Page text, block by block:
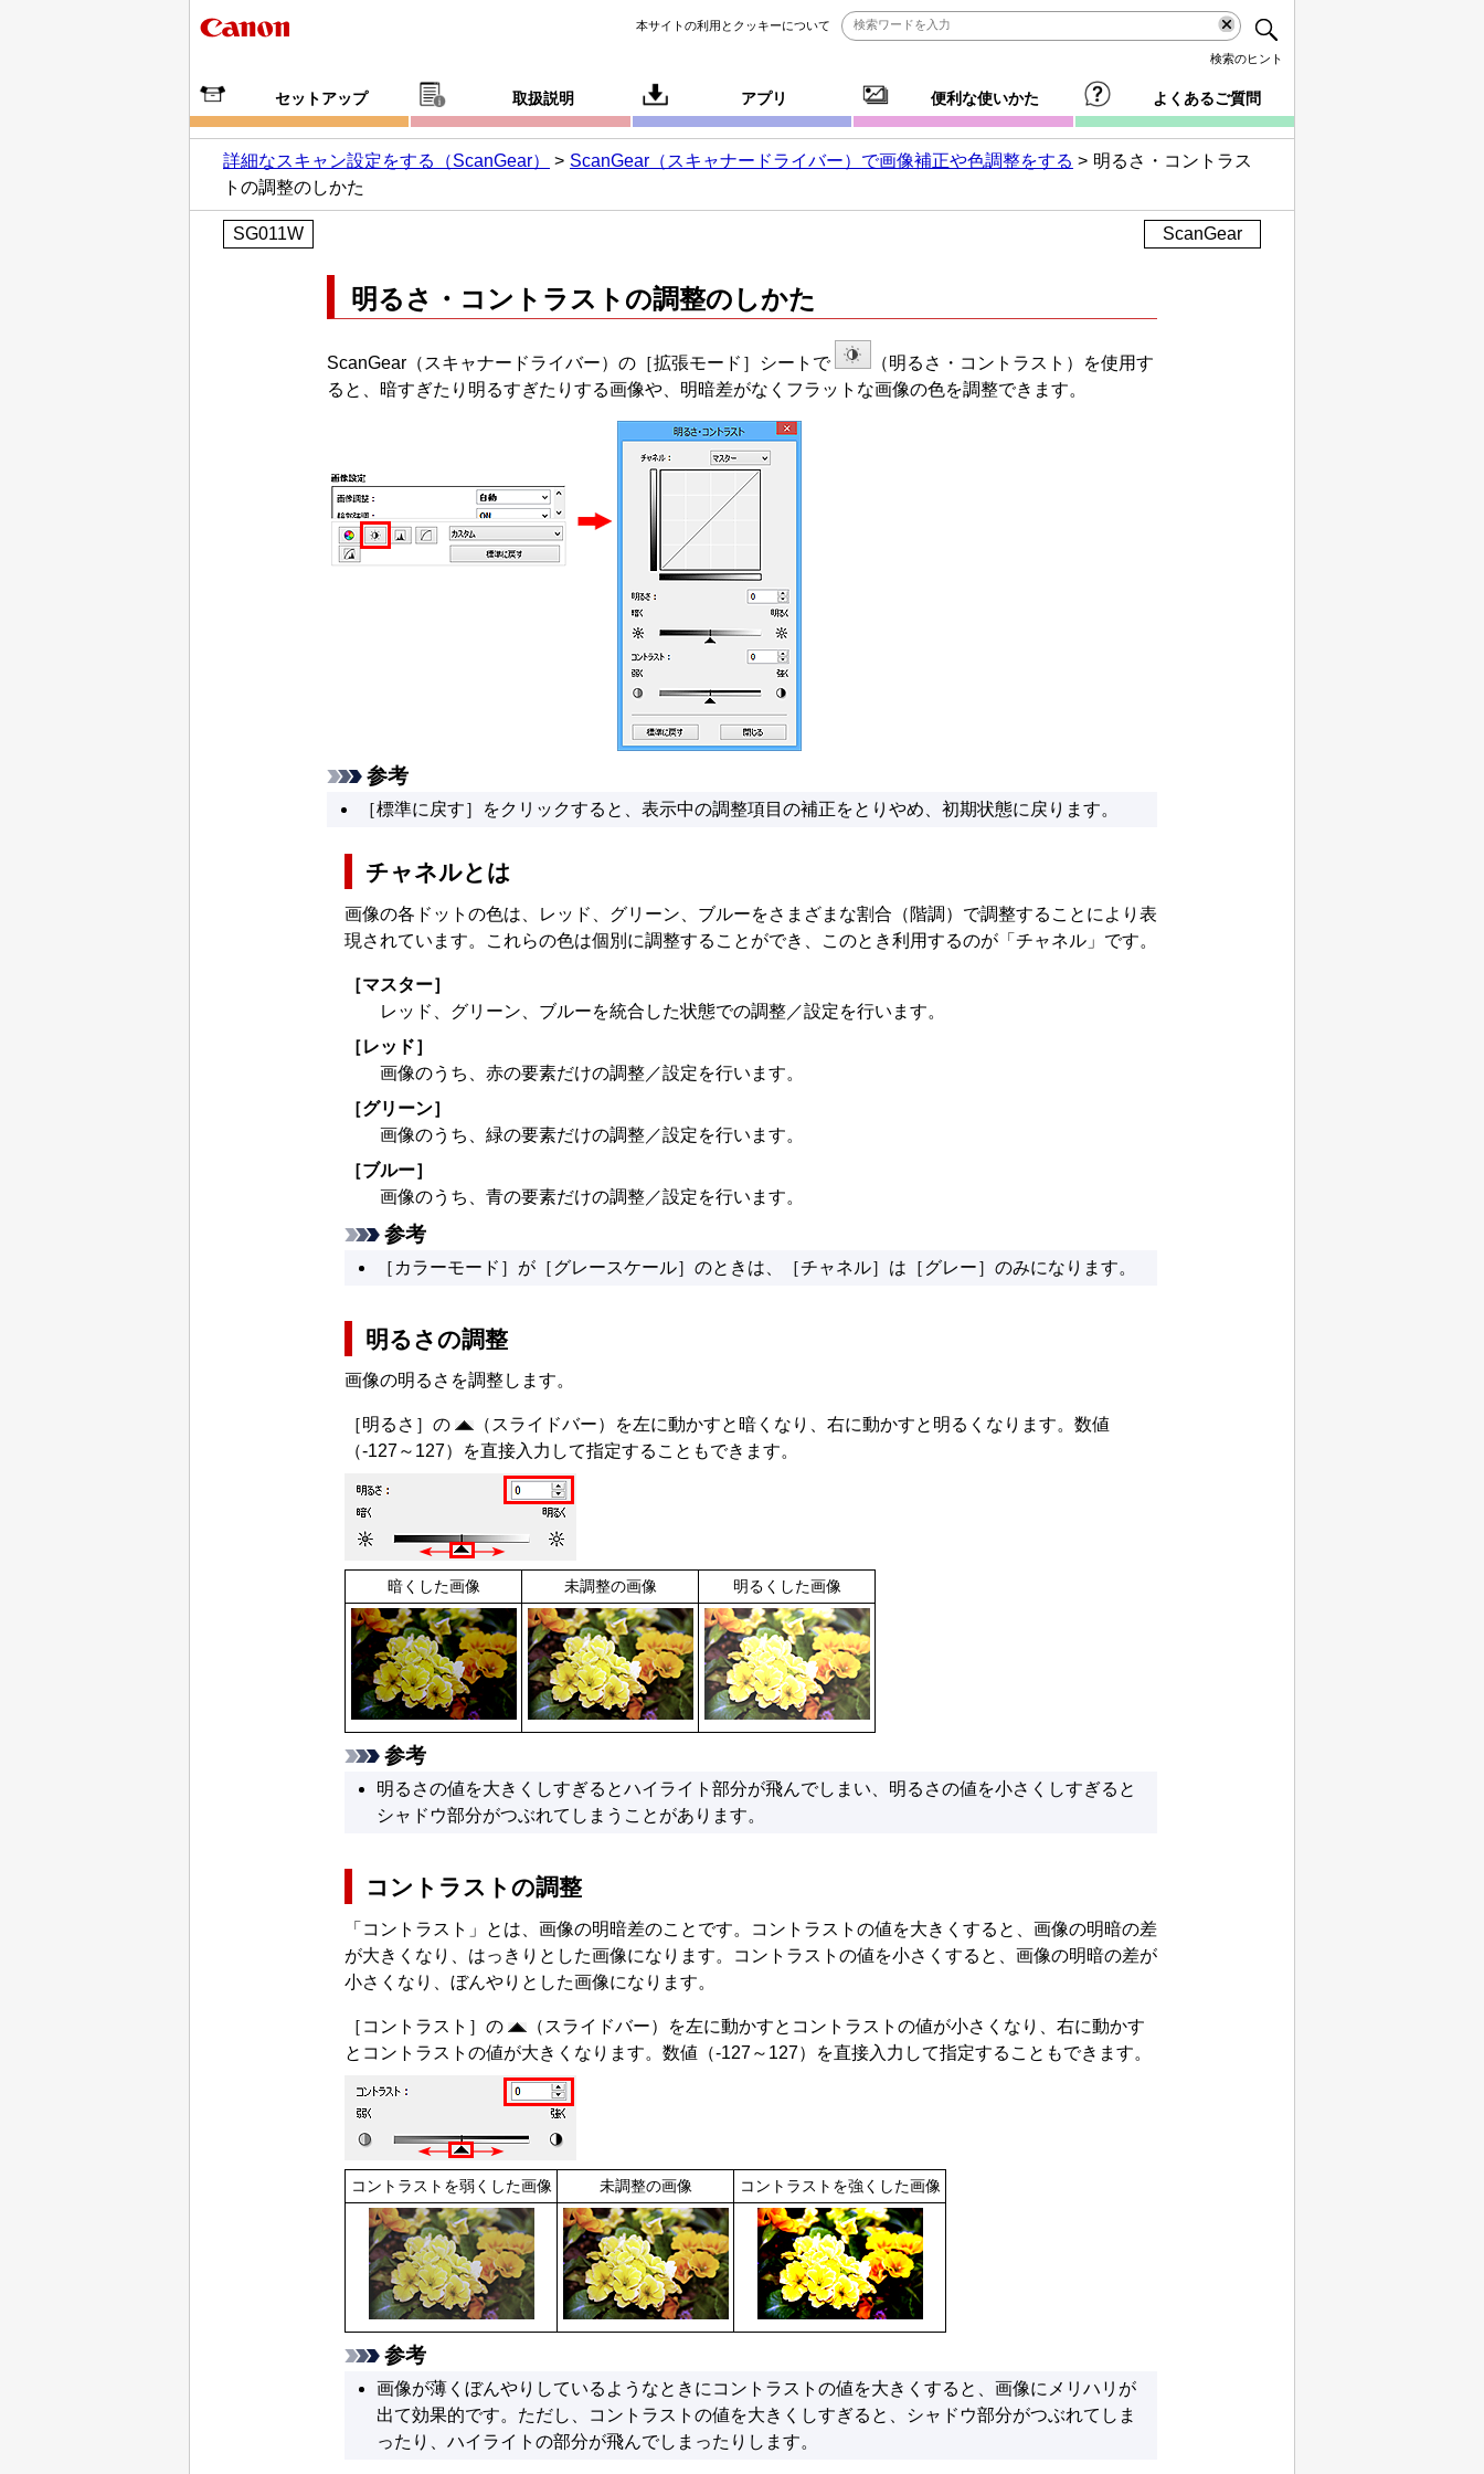
本サイトの利用とクッキーについて
検索のヒント
セットアップ 取扱説明 アプリ 便利な使いかた よくあるご質問
詳細なスキャン設定をする（ScanGear） ScanGear（スキャナードライバー）で画像補正や色調整をする
明るさ・コントラス
トの調整のしかた
SG011W ScanGear
明るさ・コントラストの調整のしかた
ScanGear （スキャナードライバー）の［拡張モード ］シートで
（明るさ・コントラスト）を使用す
ると、暗すぎたり明るすぎたりする画像や、明暗差がなくフラットな画像の色を調整できます。
参考
［標準に戻す］をクリックすると、表示中の調整項目の補正をとりやめ、初期状態に戻ります。
チャネルとは
画像の各ドットの色は、レッド、グリーン、ブルーをさまざまな割合（階調）で調整することにより表
現されています。
これらの色は個別に調整することができ、このとき利用するのが「チャネル」です。
［マスター］
レッド、グリーン、ブルーを統合した状態での調整／設定を行います。
［レッド］
画像のうち、赤の要素だけの調整／設定を行います。
［グリーン］
画像のうち、緑の要素だけの調整／設定を行います。
［ブルー］
画像のうち、青の要素だけの調整／設定を行います。
参考
［ カラーモード ］が［グレースケール］のときは、［チャネル］は［グレー］のみになります。
明るさの調整
画像の明るさを調整します。
［明るさ ］の （スライドバー）を左に動かすと暗くなり、右に動かすと明るくなります。 数値
（-127～127）を直接入力して指定することもできます。
暗くした画像 未調整の画像 明るくした画像
参考
明るさの値を大きくしすぎるとハイライト部分が飛んでしまい、明るさの値を小さくしすぎると
シャドウ部分がつぶれてしまうことがあります。
コントラストの調整
「コントラスト」とは、画像の明暗差のことです。
コントラストの値を大きくすると、画像の明暗の差
が大きくなり、はっきりとした画像になります。
コントラストの値を小さくすると、画像の明暗の差が
小さくなり、ぼんやりとした画像になります。
［ コントラスト ］の
（スライドバー）を左に動かすとコントラストの値が小さくなり、右に動かす
とコントラストの値が大きくなります。 数値（-127～127）を直接入力して指定することもできます。
コントラストを弱くした画像 未調整の画像 コントラストを強くした画像
参考
画像が薄くぼんやりしているようなときにコントラストの値を大きくすると、画像にメリハリが
出て効果的です。 ただし、コントラストの値を大きくしすぎると、シャドウ部分がつぶれてしま
ったり、ハイライトの部分が飛んでしまったりします。